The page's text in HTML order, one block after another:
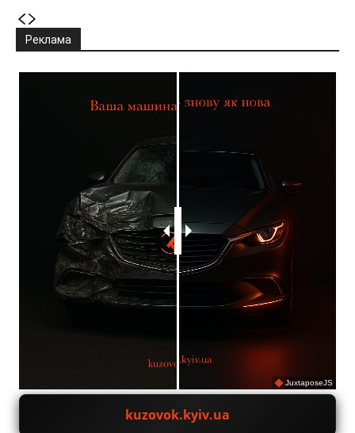
Реклама
JuxtaposeJS
kuzovok.kyiv.ua